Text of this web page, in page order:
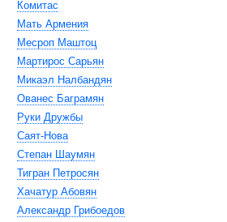
Комитас
Мать Армения
Месроп Маштоц
Мартирос Сарьян
Микаэл Налбандян
Ованес Баграмян
Руки Дружбы
Саят-Нова
Степан Шаумян
Тигран Петросян
Хачатур Абовян
Александр Грибоедов